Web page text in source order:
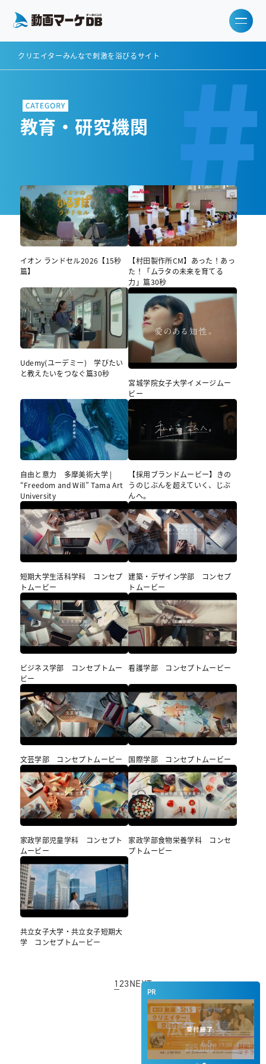
PR
クリエイターみんなで刺激を浴びるサイト
教育・研究機関 #
イオン ランドセル2026【15秒
篇】
【村田製作所CM】あった！あっ
た！「ムラタの未来を育てる
力」篇30秒
Udemy(ユーデミー) 学びたい
と教えたいをつなぐ篇30秒
宮城学院女子大学イメージムー
ビー
自由と意力 多摩美術大学 |
“Freedom and Will” Tama Art
University
【採用ブランドムービー】きの
うのじぶんを超えていく、じぶ
んへ。
短期大学生活科学科 コンセプ
トムービー
建築・デザイン学部 コンセプ
トムービー
ビジネス学部 コンセプトムー
ビー
看護学部 コンセプトムービー
文芸学部 コンセプトムービー 国際学部 コンセプトムービー
家政学部児童学科 コンセプト
ムービー
家政学部食物栄養学科 コンセ
プトムービー
共立女子大学・共立女子短期大
学 コンセプトムービー
1 23NEXT